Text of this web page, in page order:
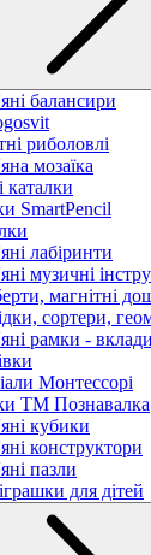
балансири
риболовлі
мозаїка
каталки
SmartPencil
лабіринти
музичні
магнітні
сортери,
рамки -
Монтессорі
ТМ Познавалка
кубики
конструктори
пазли
для дітей